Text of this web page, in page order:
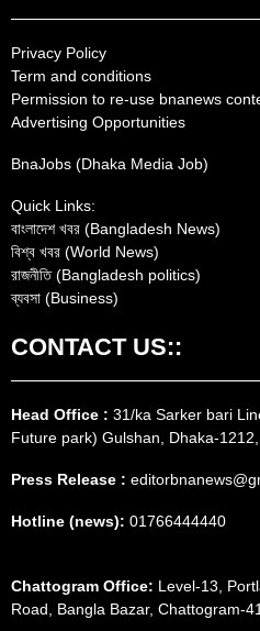
Privacy Policy
Term and conditions
Permission to re-use bnanews
Advertising Opportunities
BnaJobs (Dhaka Media Job)
Quick Links:
বাংলাদেশ খবর (Bangladesh News)
বিশ্ব খবর (World News)
রাজনীতি (Bangladesh politics)
ব্যবসা (Business)
CONTACT US::
Head Office : 31/ka Sarker bari
Future park) Gulshan, Dhaka-1212,
Press Release :
Hotline (news): 01766444440
Chattogram Office: Level-13,
Road, Bangla Bazar, Chattogram-